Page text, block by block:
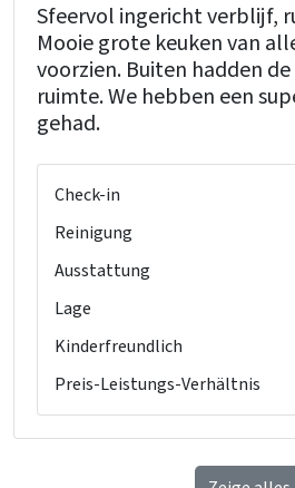
Sfeervol ingericht verblijf,
Mooie grote keuken van
voorzien. Buiten hadden
ruimte. We hebben een
gehad.
Check-in
Reinigung
Ausstattung
Lage
Kinderfreundlich
Preis-Leistungs-Verhältnis